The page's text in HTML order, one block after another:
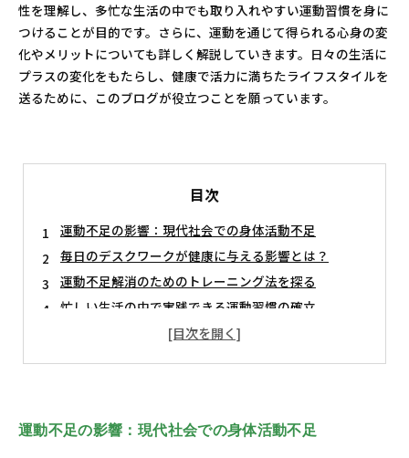
性を理解し、多忙な生活の中でも取り入れやすい運動習慣を身に
つけることが目的です。さらに、運動を通じて得られる心身の変
化やメリットについても詳しく解説していきます。日々の生活に
プラスの変化をもたらし、健康で活力に満ちたライフスタイルを
送るために、このブログが役立つことを願っています。
目次
運動不足の影響：現代社会での身体活動不足
毎日のデスクワークが健康に与える影響とは？
運動不足解消のためのトレーニング法を探る
忙しい生活の中で実践できる運動習慣の確立
心身の変化を実感！運動がもたらすメリット
運動不足の影響：現代社会での身体活動不足